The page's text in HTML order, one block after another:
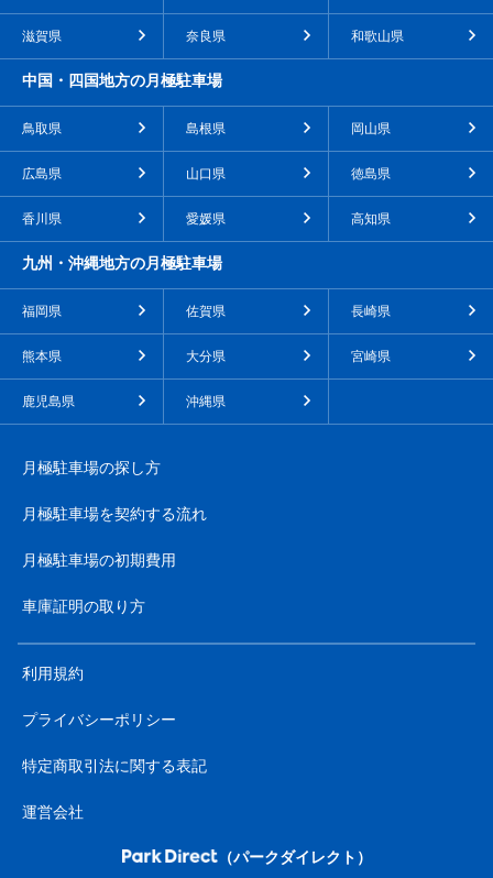
滋賀県 奈良県 和歌山県
中国・四国地方の月極駐車場
鳥取県 島根県 岡山県
広島県 山口県 徳島県
香川県 愛媛県 高知県
九州・沖縄地方の月極駐車場
福岡県 佐賀県 長崎県
熊本県 大分県 宮崎県
鹿児島県 沖縄県
月極駐車場の探し方
月極駐車場を契約する流れ
月極駐車場の初期費用
車庫証明の取り方
利用規約
プライバシーポリシー
特定商取引法に関する表記
運営会社
（パークダイレクト）